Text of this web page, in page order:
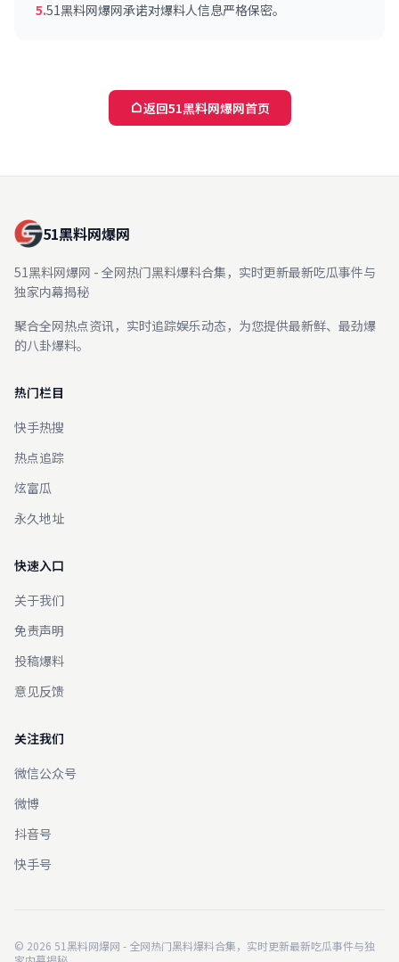
5.51黑料网爆网承诺对爆料人信息严格保密。
返回51黑料网爆网首页
51黑料网爆网
51黑料网爆网 - 全网热门黑料爆料合集，实时更新最新吃瓜事件与
独家内幕揭秘
聚合全网热点资讯，实时追踪娱乐动态，为您提供最新鲜、最劲爆
的八卦爆料。
热门栏目
快手热搜
热点追踪
炫富瓜
永久地址
快速入口
关于我们
免责声明
投稿爆料
意见反馈
关注我们
微信公众号
微博
抖音号
快手号
© 2026 51黑料网爆网 - 全网热门黑料爆料合集，实时更新最新吃瓜事件与独